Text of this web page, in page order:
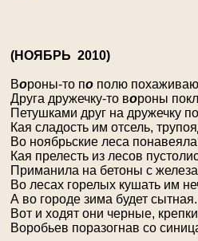
(НОЯБРЬ 2010)
Вороны-то по полю
Друга дружечку-то вороны
Петушками друг на дружечку
Кая сладость им отсель,
Во ноябрьские леса
Кая прелесть из лесов
Приманила на бетоны с
Во лесах горелых кушать им
А во городе зима будет сытная.
Вот и ходят они черные,
Воробьев поразогнав со